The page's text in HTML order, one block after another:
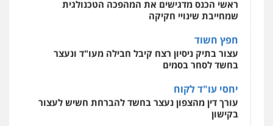
חפץ חשוד
עצור בתיק ניסיון רצח קיבל חבילה מעו"ד ונעצר
יחסי עו"ד לקוח
עורך דין מהצפון נעצר בחשד להברחת חשיש לעצור
עו"ד ליאור קצב הורשע בבית-הדין המשמעתי
בעיכוב כספים ופגיעה בכבוד המקצוע